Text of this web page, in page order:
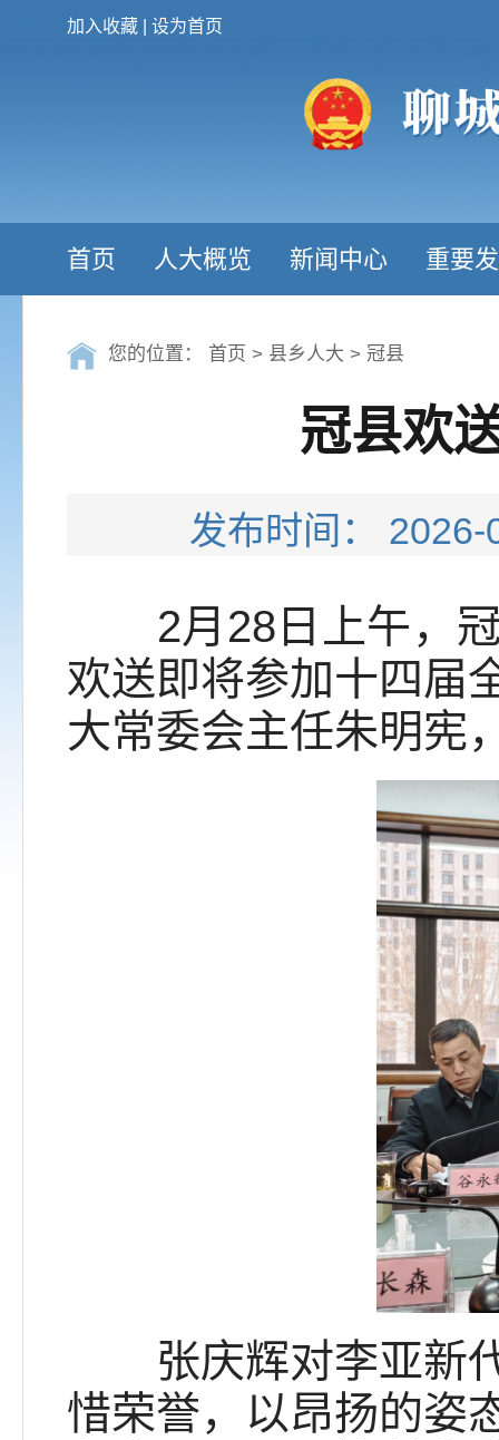
加入收藏 设为首页
首页 人大概览 新闻中心 重要
您的位置： 首页 > 县乡人大 > 冠县
冠县欢
发布时间：
2月28日上午，冠
欢送即将参加十四届
大常委会主任朱明宪
张庆辉对李亚新代
惜荣誉，以昂扬的姿